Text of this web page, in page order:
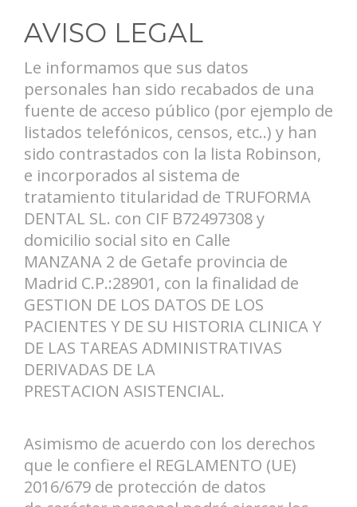
AVISO LEGAL
Le informamos que sus datos
personales han sido recabados de una
fuente de acceso público (por ejemplo de
listados telefónicos, censos, etc..) y han
sido contrastados con la lista Robinson,
e incorporados al sistema de
tratamiento titularidad de TRUFORMA
DENTAL SL. con CIF B72497308 y
domicilio social sito en Calle
MANZANA 2 de Getafe provincia de
Madrid C.P.:28901, con la finalidad de
GESTION DE LOS DATOS DE LOS
PACIENTES Y DE SU HISTORIA CLINICA Y
DE LAS TAREAS ADMINISTRATIVAS
DERIVADAS DE LA
PRESTACION ASISTENCIAL.
Asimismo de acuerdo con los derechos
que le confiere el REGLAMENTO (UE)
2016/679 de protección de datos